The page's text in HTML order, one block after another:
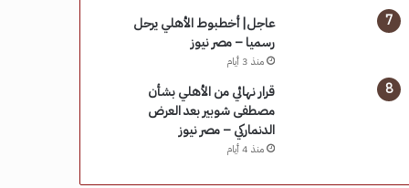
عاجل| أخطبوط الأهلي يرحل
رسميا – مصر نيوز
منذ 3 أيام
قرار نهائي من الأهلي بشأن
مصطفى شوبير بعد العرض
الدنماركي – مصر نيوز
منذ 4 أيام